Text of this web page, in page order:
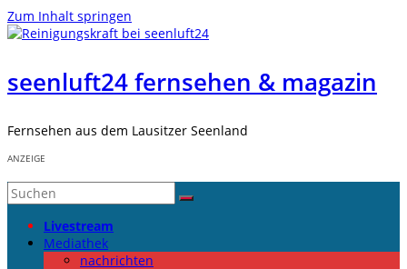
Zum Inhalt springen
seenluft24 fernsehen & magazin
Fernsehen aus dem Lausitzer Seenland
ANZEIGE
Livestream
Mediathek
nachrichten